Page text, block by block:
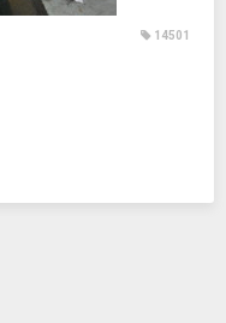
14501